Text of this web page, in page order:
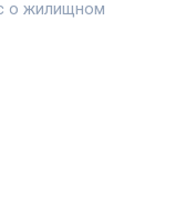
о жилищном